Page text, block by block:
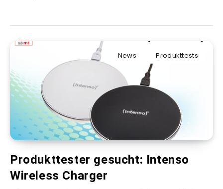
News Produkttests
Produkttester gesucht: Intenso
Wireless Charger